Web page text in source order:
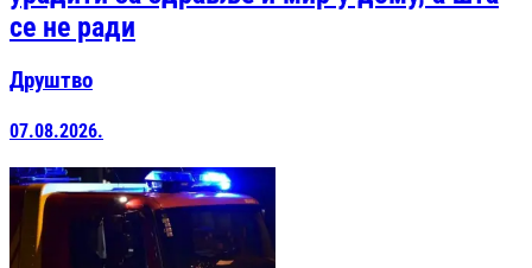
се не ради
Друштво
07.08.2026.